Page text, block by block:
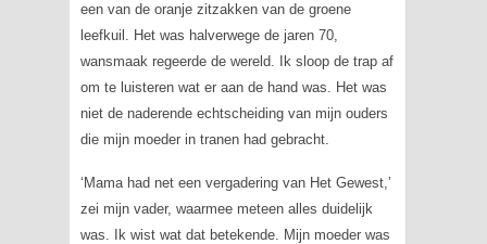
een van de oranje zitzakken van de groene
leefkuil. Het was halverwege de jaren 70,
wansmaak regeerde de wereld. Ik sloop de trap af
om te luisteren wat er aan de hand was. Het was
niet de naderende echtscheiding van mijn ouders
die mijn moeder in tranen had gebracht.
‘Mama had net een vergadering van Het Gewest,’
zei mijn vader, waarmee meteen alles duidelijk
was. Ik wist wat dat betekende. Mijn moeder was